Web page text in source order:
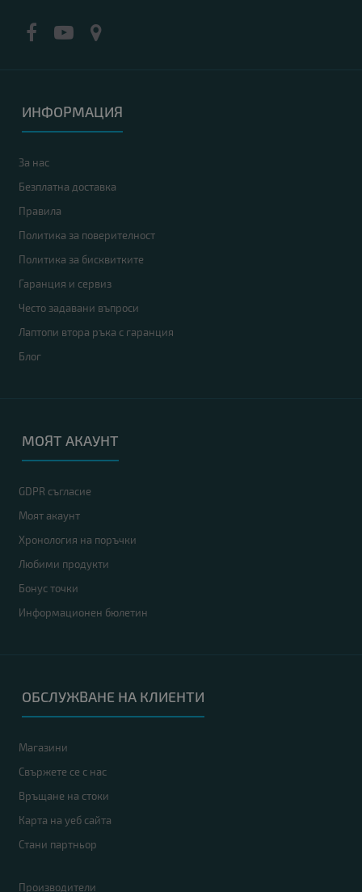
ИНФОРМАЦИЯ
За нас
Безплатна доставка
Правила
Политика за поверителност
Политика за бисквитките
Гаранция и сервиз
Често задавани въпроси
Лаптопи втора ръка с гаранция
Блог
МОЯТ АКАУНТ
GDPR съгласие
Моят акаунт
Хронология на поръчки
Любими продукти
Бонус точки
Информационен бюлетин
ОБСЛУЖВАНЕ НА КЛИЕНТИ
Магазини
Свържете се с нас
Връщане на стоки
Карта на уеб сайта
Стани партньор
Производители